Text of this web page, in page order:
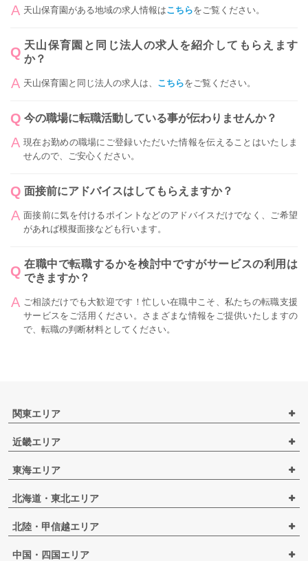
天山保育園がある地域の求人情報はこちらをご覧ください。
天山保育園と同じ法人の求人を紹介してもらえます
か？
天山保育園と同じ法人の求人は、 こちらをご覧ください。
今の職場に転職活動している事が伝わりませんか？
現在お勤めの職場にご登録いただいた情報を伝えることはいたしま
せんので、ご安心ください。
面接前にアドバイスはしてもらえますか？
面接前に気を付けるポイントなどのアドバイスだけでなく、ご希望
があれば模擬面接なども行います。
在職中で転職するかを検討中ですがサービスの利用は
できますか？
ご相談だけでも大歓迎です！忙しい在職中こそ、私たちの転職支援
サービスをご活用ください。さまざまな情報をご提供いたしますの
で、転職の判断材料としてください。
関東エリア
近畿エリア
東海エリア
北海道・東北エリア
北陸・甲信越エリア
中国・四国エリア